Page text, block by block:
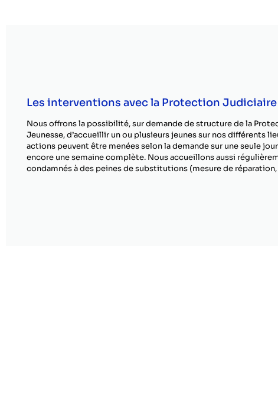
Les interventions avec la Protection Judiciaire
Nous offrons la possibilité, sur demande de structure de la
Jeunesse, d’accueillir un ou plusieurs jeunes sur nos différents
actions peuvent être menées selon la demande sur une seule
encore une semaine complète. Nous accueillons aussi
condamnés à des peines de substitutions (mesure de réparation,